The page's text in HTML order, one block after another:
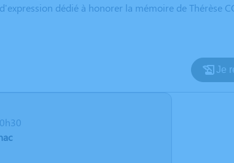
dédié à honorer la mémoire de Thérèse
Je